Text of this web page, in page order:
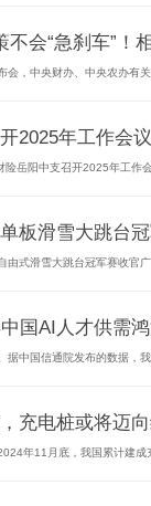
不会“急刹车”！
会，中央财办、中央农办有
2025年工作会
险岳阳中支召开2025年工作
板滑雪大跳台
由式滑雪大跳台冠军赛收官
国AI人才供需
据中国信通院发布的数据，
充电桩或将迈
年11月底，我国累计建成